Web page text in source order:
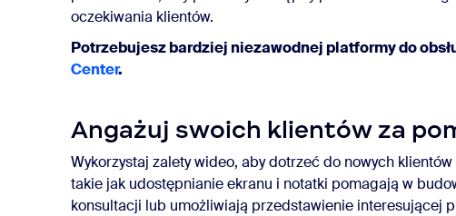
oczekiwania klientów.
Potrzebujesz bardziej niezawodnej platformy do
Center.
Angażuj swoich klientów za
Wykorzystaj zalety wideo, aby dotrzeć do nowych
takie jak udostępnianie ekranu i notatki pomagają w
konsultacji lub umożliwiają przedstawienie interesującej